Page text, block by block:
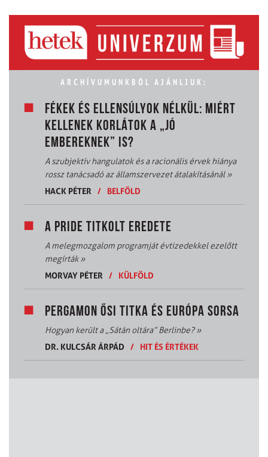
ARCHÍVUMUNKBÓL AJÁNLJUK:
FÉKEK ÉS ELLENSÚLYOK NÉLKÜL: MIÉRT
KELLENEK KORLÁTOK A „JÓ
EMBEREKNEK” IS?
A szubjektív hangulatok és a racionális érvek hiánya
rossz tanácsadó az államszervezet átalakításánál»
HACK PÉTER
/ BELFÖLD
A PRIDE TITKOLT EREDETE
A melegmozgalom programját évtizedekkel ezelőtt
megírták»
MORVAY PÉTER
/ KÜLFÖLD
PERGAMON ŐSI TITKA ÉS EURÓPA SORSA
Hogyan került a „Sátán oltára” Berlinbe?»
DR. KULCSÁR ÁRPÁD
/ HIT ÉS ÉRTÉKEK